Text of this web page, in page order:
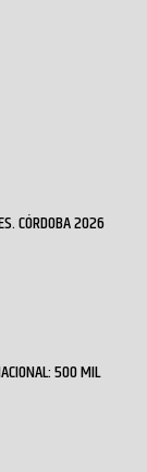
CÓRDOBA 2026
500 MIL